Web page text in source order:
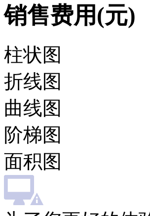
销售费用(元)
柱状图
折线图
曲线图
阶梯图
面积图